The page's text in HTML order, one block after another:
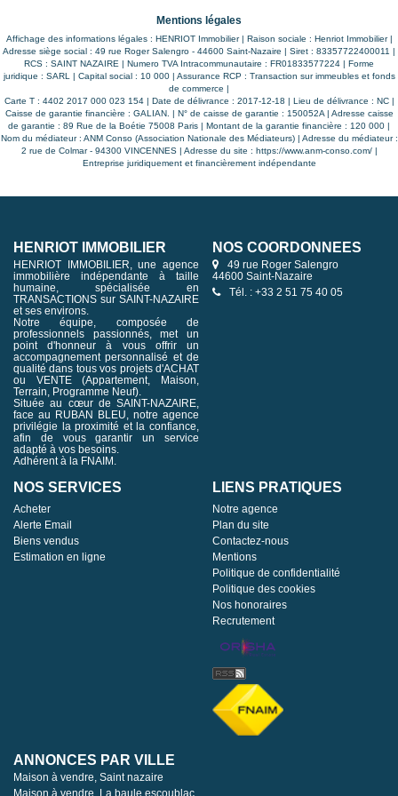
Vous agence Henriot Immobilier est à votre service pour
vous présenter ce bien et échanger sur votre projet.
Mentions légales
Affichage des informations légales : HENRIOT Immobilier | Raison sociale : Henriot Immobilier |
Adresse siège social : 49 rue Roger Salengro - 44600 Saint-Nazaire | Siret : 83357722400011 |
RCS : SAINT NAZAIRE | Numero TVA Intracommunautaire : FR01833577224 | Forme
juridique : SARL | Capital social : 10 000 | Assurance RCP : Transaction sur immeubles et fonds
de commerce |
Carte T : 4402 2017 000 023 154 | Date de délivrance : 2017-12-18 | Lieu de délivrance : NC |
Caisse de garantie financière : GALIAN. | N° de caisse de garantie : 150052A | Adresse caisse
de garantie : 89 Rue de la Boétie 75008 Paris | Montant de la garantie financière : 120 000 |
Nom du médiateur : ANM Conso (Association Nationale des Médiateurs) | Adresse du médiateur :
2 rue de Colmar - 94300 VINCENNES | Adresse du site : https://www.anm-conso.com/|
Entreprise juridiquement et financièrement indépendante
HENRIOT IMMOBILIER
HENRIOT IMMOBILIER, une agence
immobilière indépendante à taille
humaine, spécialisée en
TRANSACTIONS sur SAINT-NAZAIRE
et ses environs.
Notre équipe, composée de
professionnels passionnés, met un
point d'honneur à vous offrir un
accompagnement personnalisé et de
qualité dans tous vos projets d'ACHAT
ou VENTE (Appartement, Maison,
Terrain, Programme Neuf).
Située au cœur de SAINT-NAZAIRE,
face au RUBAN BLEU, notre agence
privilégie la proximité et la confiance,
afin de vous garantir un service
adapté à vos besoins.
Adhérent à la FNAIM.
NOS COORDONNÉES
49 rue Roger Salengro
44600 Saint-Nazaire
Tél. : +33 2 51 75 40 05
NOS SERVICES
Acheter
Alerte Email
Biens vendus
Estimation en ligne
LIENS PRATIQUES
Notre agence
Plan du site
Contactez-nous
Mentions
Politique de confidentialité
Politique des cookies
Nos honoraires
Recrutement
ANNONCES PAR VILLE
Maison à vendre, Saint nazaire